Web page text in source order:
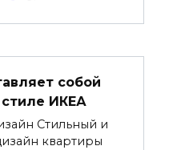
собой
ИКЕА
Стильный и
квартиры